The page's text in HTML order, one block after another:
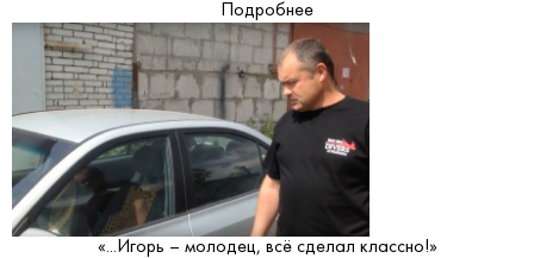
Подробнее
«...Игорь – молодец, всё сделал классно!»